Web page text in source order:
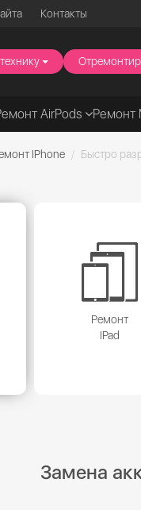
Контакты
AirPods Ремонт
IPhone Быстро
Ремонт
IPad
Замена